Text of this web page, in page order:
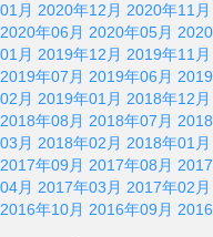
01月 2020年12月 2020年11月
2020年06月 2020年05月
01月 2019年12月 2019年11月
2019年07月 2019年06月
02月 2019年01月 2018年12月
2018年08月 2018年07月
03月 2018年02月 2018年01月
2017年09月 2017年08月
04月 2017年03月 2017年02月
2016年10月 2016年09月